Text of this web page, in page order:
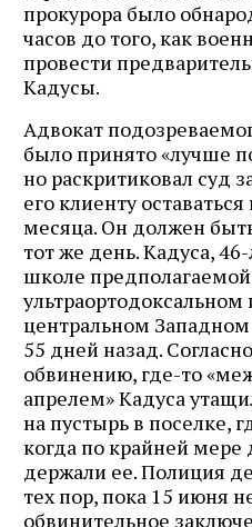
прокурора было
часов до того, как
провести
Кадусы.
Адвокат
было принято «лучше
но раскритиковал суд
его клиенту
месяца. Он должен
тот же день. Кадуса,
школе
ультраортодоксальном
центральном Западном
55 дней назад.
обвинению, где-то
апрелем» Кадуса
на пустырь в поселке,
когда по крайней мере
держали ее. Полиция
тех пор, пока 15 июня
обвинительное